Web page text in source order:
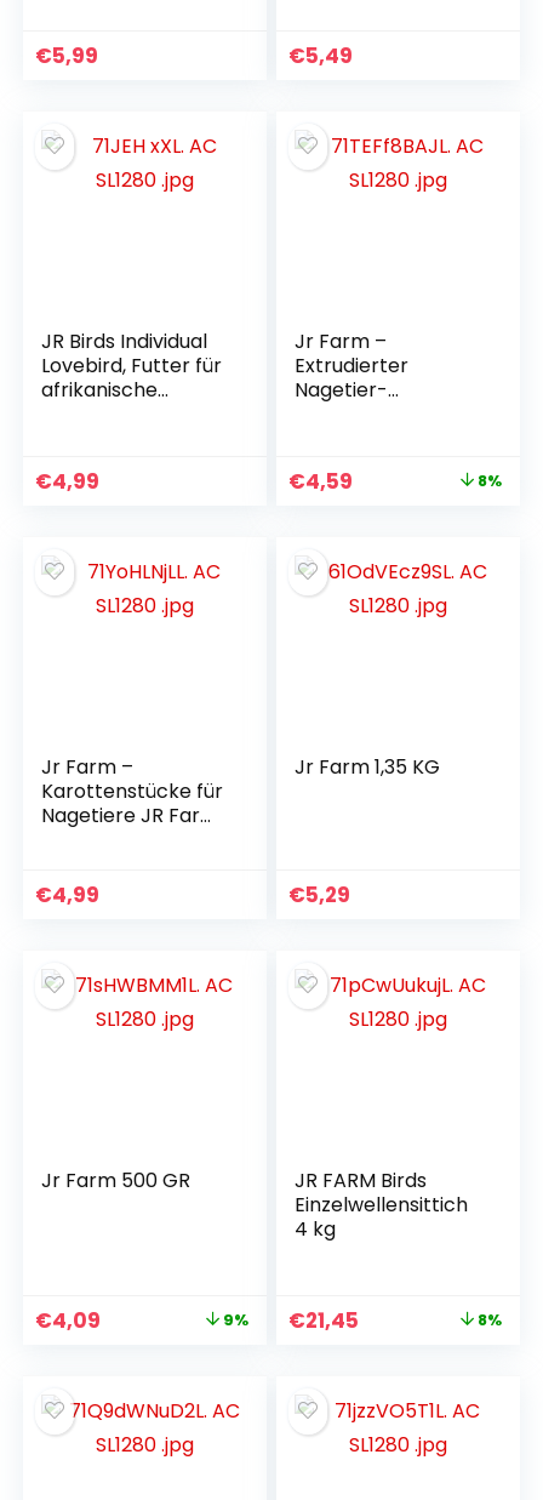
€5,99 €5,49
JR Birds Individual
Lovebird, Futter für
afrikanische
€4,99
Jr Farm –
Extrudierter
Nagetier-
€4,59 8%
Jr Farm –
Karottenstücke für
Nagetiere JR Farm
€4,99
Jr Farm 1,35 KG
€5,29
Jr Farm 500 GR
€4,09 9%
JR FARM Birds
Einzelwellensittich
4 kg
€21,45 8%